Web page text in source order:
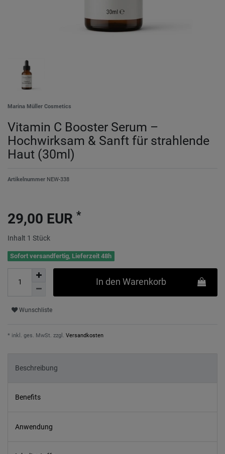
Marina Müller Cosmetics
Vitamin C Booster Serum –
Hochwirksam & Sanft für strahlende
Haut (30ml)
Artikelnummer NEW-338
29,00 EUR *
Inhalt 1 Stück
Sofort versandfertig, Lieferzeit 48h
In den Warenkorb
Wunschliste
* inkl. ges. MwSt. zzgl. Versandkosten
Beschreibung
Benefits
Anwendung